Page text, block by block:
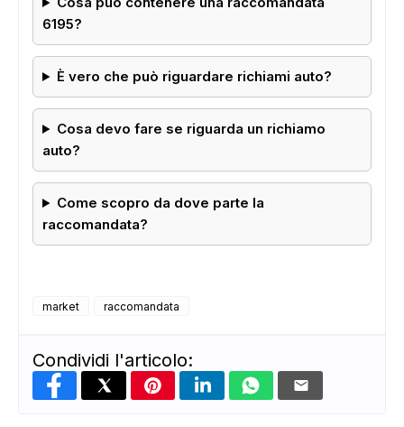
6195?
È vero che può riguardare richiami auto?
Cosa devo fare se riguarda un richiamo
auto?
Come scopro da dove parte la
raccomandata?
market raccomandata
Condividi l'articolo: